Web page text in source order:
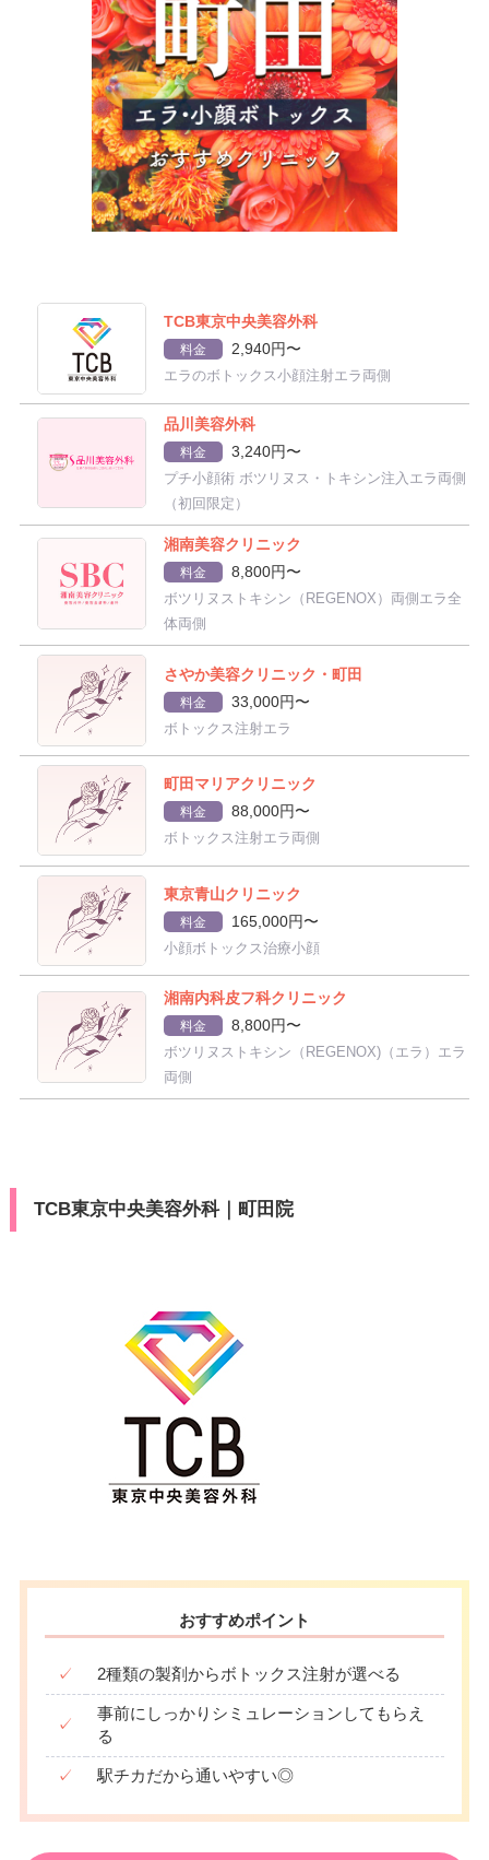
TCB東京中央美容外科
料金 2,940円〜
エラのボトックス小顔注射エラ両側
品川美容外科
料金 3,240円〜
プチ小顔術 ボツリヌス・トキシン注入エラ両側
（初回限定）
湘南美容クリニック
料金 8,800円〜
ボツリヌストキシン（REGENOX）両側エラ全
体両側
さやか美容クリニック・町田
料金 33,000円〜
ボトックス注射エラ
町田マリアクリニック
料金 88,000円〜
ボトックス注射エラ両側
東京青山クリニック
料金 165,000円〜
小顔ボトックス治療小顔
湘南内科皮フ科クリニック
料金 8,800円〜
ボツリヌストキシン（REGENOX)（エラ）エラ
両側
TCB東京中央美容外科｜町田院
おすすめポイント
✓ 2種類の製剤からボトックス注射が選べる
✓
事前にしっかりシミュレーションしてもらえ
る
✓ 駅チカだから通いやすい◎